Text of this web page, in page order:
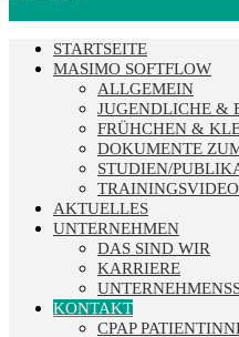
STARTSEITE
MASIMO SOFTFLOW
ALLGEMEIN
JUGENDLICHE &
FRÜHCHEN &
DOKUMENTE
STUDIEN/
AKTUELLES
UNTERNEHMEN
DAS SIND WIR
KARRIERE
KONTAKT
CPAP